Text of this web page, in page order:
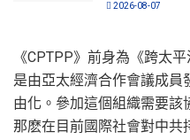
2026-08-07
《CPTPP》前身為《跨太
是由亞太經濟合作會議成員
由化。參加這個組織需要該
那麽在目前國際社會對中共